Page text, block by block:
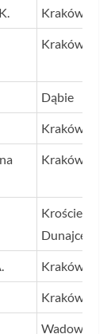
Kraków
Kraków
Dąbie
Kraków
Kraków
Krościenko
Dunajcem
Kraków
Kraków
Wadowice